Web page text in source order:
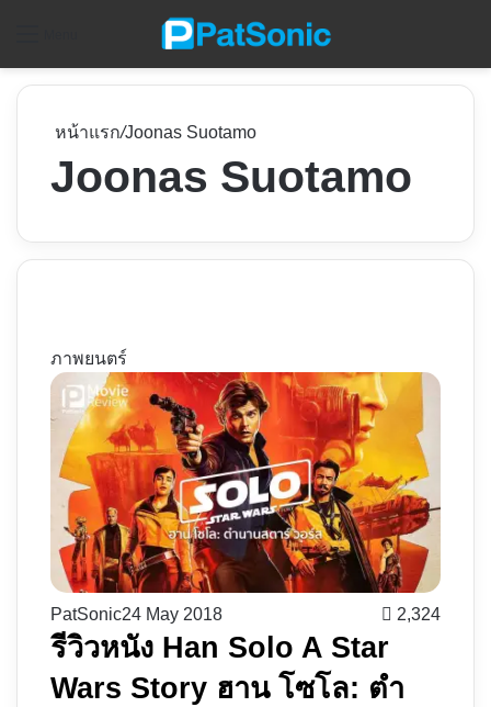
หน้าแรก/Joonas Suotamo
Joonas Suotamo
ภาพยนตร์
PatSonic24 May 2018 2,324
รีวิวหนัง Han Solo A Star
Wars Story ฮาน โซโล: ตำ